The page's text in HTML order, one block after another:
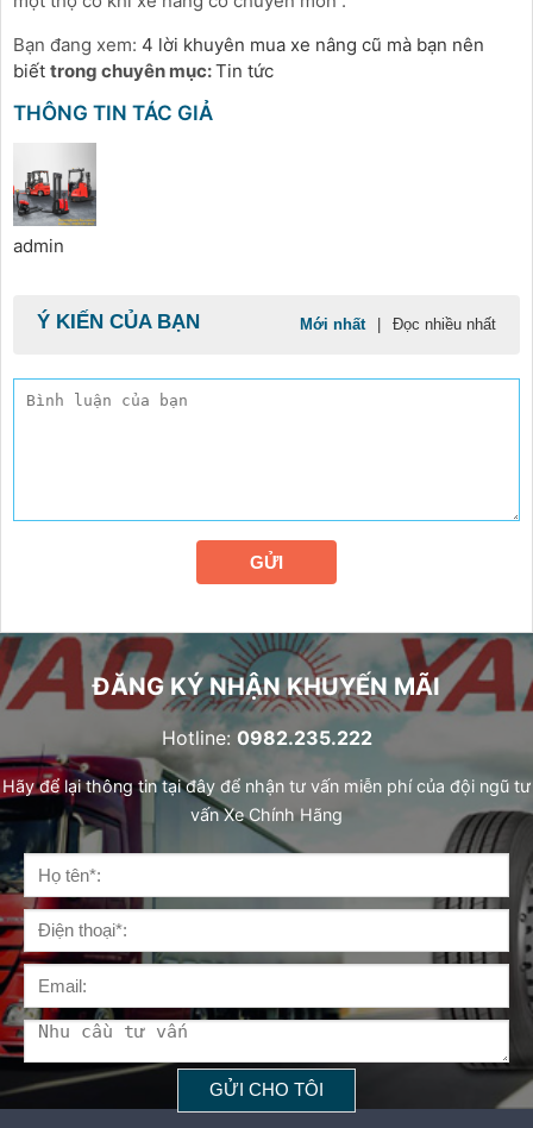
Bạn đang xem: 4 lời khuyên mua xe nâng cũ mà bạn nên
biết trong chuyên mục:Tin tức
THÔNG TIN TÁC GIẢ
admin
Ý KIẾN CỦA BẠN Mới nhất Đọc nhiều nhất
GỬI
ĐĂNG KÝ NHẬN KHUYẾN MÃI
Hotline: 0982.235.222
Hãy để lại thông tin tại đây để nhận tư vấn miễn phí của đội ngũ tư
vấn Xe Chính Hãng